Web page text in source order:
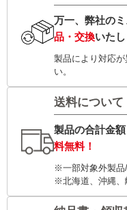
万一、弊社の
品・交換いた
製品により対応
い。
送料について
製品の合計金額
料無料！
※一部対象外製品
※北海道、沖縄、